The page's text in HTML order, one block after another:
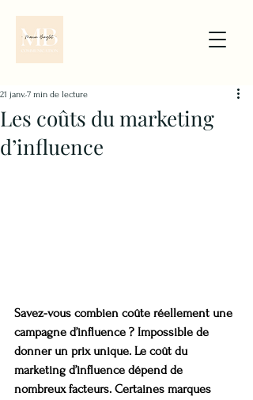
Les coûts du marketing
d’influence
21 janv.7 min de lecture
Savez-vous combien coûte réellement une
campagne d’influence ? Impossible de
donner un prix unique. Le coût du
marketing d’influence dépend de
nombreux facteurs. Certaines marques